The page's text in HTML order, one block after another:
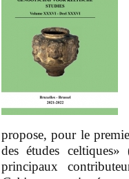
propose, pour le
des études
principaux